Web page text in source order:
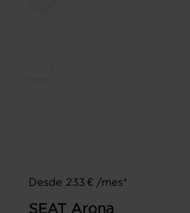
Desde 233 € /mes*
SEAT Arona